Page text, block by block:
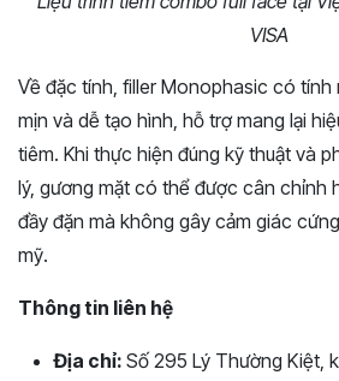
VISA
Về đặc tính, filler Monophasic có tính
mịn và dễ tạo hình, hỗ trợ mang lại
tiêm. Khi thực hiện đúng kỹ thuật và
lý, gương mặt có thể được cân chỉnh
đầy đặn mà không gây cảm giác
mỹ.
Thông tin liên hệ
Địa chỉ: Số 295 Lý Thường Kiệt,